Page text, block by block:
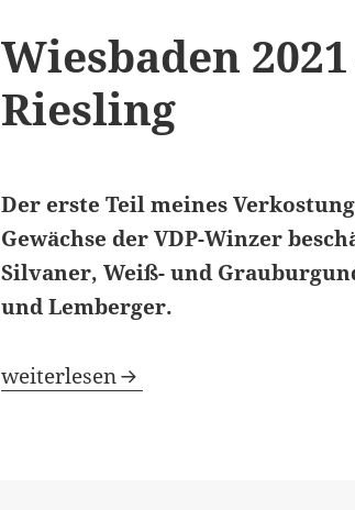
Wiesbaden
Riesling
Der erste Teil meines
Gewächse der VDP-Winzer
Silvaner, Weiß- und
und Lemberger.
Wiesbaden 2021 – Alles außer
weiterlesen